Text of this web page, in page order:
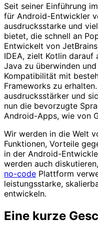
Seit seiner Einführung
für Android-Entwickler
ausdrucksstarke und
bietet, die schnell an
Entwickelt von
IDEA, zielt Kotlin darauf
Java zu überwinden
Kompatibilität mit
Frameworks zu
ausdrucksstärker und
nun die bevorzugte
Android-Apps, wie von
Wir werden in die Welt
Funktionen, Vorteile
in der Android-
werden auch
no-code Plattform
leistungsstarke,
entwickeln.
Eine kurze